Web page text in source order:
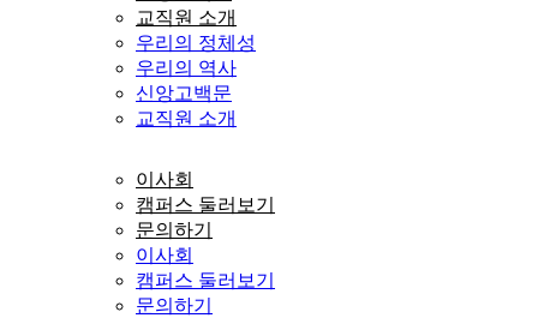
교직원 소개
우리의 정체성
우리의 역사
신앙고백문
교직원 소개
이사회
캠퍼스 둘러보기
문의하기
이사회
캠퍼스 둘러보기
문의하기